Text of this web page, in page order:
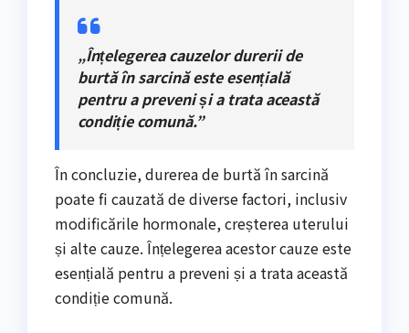
„Înțelegerea cauzelor durerii de
burtă în sarcină este esențială
pentru a preveni și a trata această
condiție comună.”
În concluzie, durerea de burtă în sarcină
poate fi cauzată de diverse factori, inclusiv
modificările hormonale, creșterea uterului
și alte cauze. Înțelegerea acestor cauze este
esențială pentru a preveni și a trata această
condiție comună.